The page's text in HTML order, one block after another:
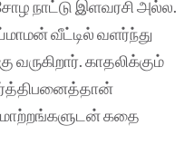
சோழ நாட்டு இளவரசி அல்ல.
வீட்டில் வளர்ந்து
காதலிக்கும்
மாற்றங்களுடன் கதை